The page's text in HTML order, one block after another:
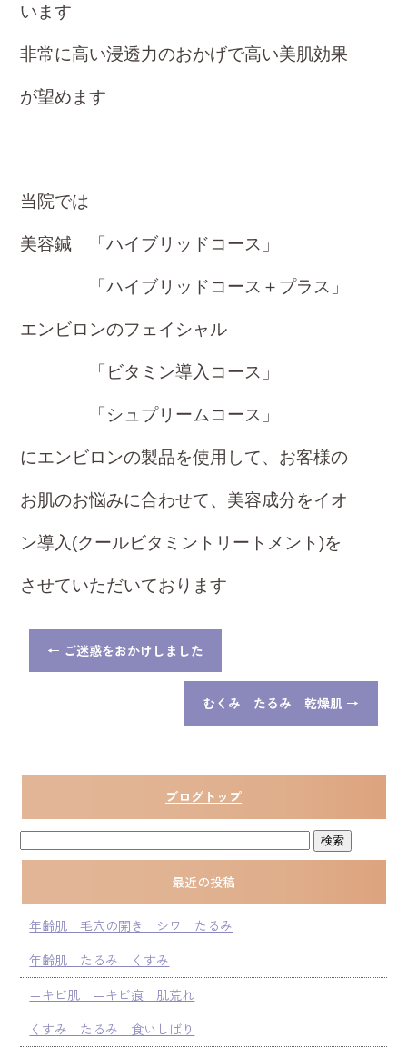
います
非常に高い浸透力のおかげで高い美肌効果
が望めます
当院では
美容鍼 「ハイブリッドコース」
「ハイブリッドコース＋プラス」
エンビロンのフェイシャル
「ビタミン導入コース」
「シュプリームコース」
にエンビロンの製品を使用して、お客様の
お肌のお悩みに合わせて、美容成分をイオ
ン導入 (クールビタミントリートメント)を
させていただいております
← ご迷惑をおかけしました
むくみ たるみ 乾燥肌 →
ブログトップ
最近の投稿
年齢肌 毛穴の開き シワ たるみ
年齢肌 たるみ くすみ
ニキビ肌 ニキビ痕 肌荒れ
くすみ たるみ 食いしばり